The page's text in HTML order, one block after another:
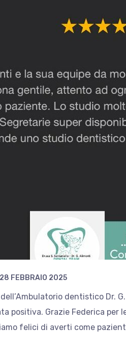
28 FEBBRAIO 2025
dentistico Dr.
positiva. Grazie Federica
felici di averti come